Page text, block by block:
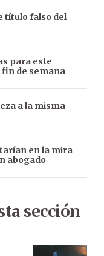
título falso del
para este
fin de semana
a la misma
en la mira
abogado
sección